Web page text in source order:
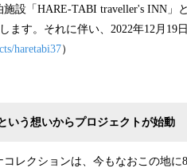
設「HARE-TABI traveller's INN」
ます。それに伴い、2022年12月19
haretabi37）
いう想いからプロジェクトが始動
レクションは、今もなおこの地に